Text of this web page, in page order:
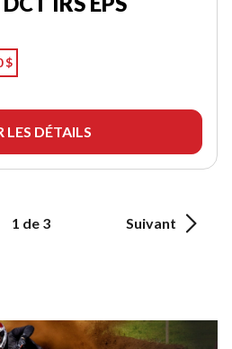
$
LES DÉTAILS
1 de 3 Suivant